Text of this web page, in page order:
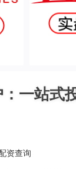
一站式
资查询